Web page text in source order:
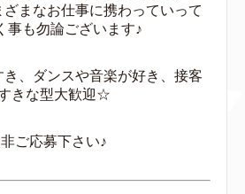
ざまなお仕事に携わっていって
事も勿論ございます♪
、ダンスや音楽が好き、接客
きな型大歓迎☆
ご応募下さい♪